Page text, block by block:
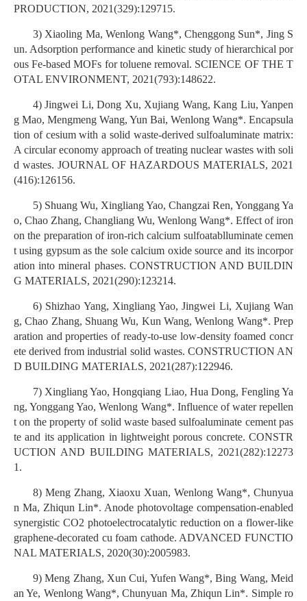
PRODUCTION, 2021(329):129715.
3) Xiaoling Ma, Wenlong Wang*, Chenggong Sun*, Jing S
un. Adsorption performance and kinetic study of hierarchical por
ous Fe-based MOFs for toluene removal. SCIENCE OF THE T
OTAL ENVIRONMENT, 2021(793):148622.
4) Jingwei Li, Dong Xu, Xujiang Wang, Kang Liu, Yanpen
g Mao, Mengmeng Wang, Yun Bai, Wenlong Wang*. Encapsula
tion of cesium with a solid waste-derived sulfoaluminate matrix:
A circular economy approach of treating nuclear wastes with soli
d wastes. JOURNAL OF HAZARDOUS MATERIALS, 2021
(416):126156.
5) Shuang Wu, Xingliang Yao, Changzai Ren, Yonggang Ya
o, Chao Zhang, Changliang Wu, Wenlong Wang*. Effect of iron
on the preparation of iron-rich calcium sulfoatablluminate cemen
t using gypsum as the sole calcium oxide source and its incorpor
ation into mineral phases. CONSTRUCTION AND BUILDIN
G MATERIALS, 2021(290):123214.
6) Shizhao Yang, Xingliang Yao, Jingwei Li, Xujiang Wan
g, Chao Zhang, Shuang Wu, Kun Wang, Wenlong Wang*. Prep
aration and properties of ready-to-use low-density foamed concr
ete derived from industrial solid wastes. CONSTRUCTION AN
D BUILDING MATERIALS, 2021(287):122946.
7) Xingliang Yao, Hongqiang Liao, Hua Dong, Fengling Ya
ng, Yonggang Yao, Wenlong Wang*. Influence of water repellen
t on the property of solid waste based sulfoaluminate cement pas
te and its application in lightweight porous concrete. CONSTR
UCTION AND BUILDING MATERIALS, 2021(282):12273
1.
8) Meng Zhang, Xiaoxu Xuan, Wenlong Wang*, Chunyua
n Ma, Zhiqun Lin*. Anode photovoltage compensation-enabled
synergistic CO2 photoelectrocatalytic reduction on a flower-like
graphene-decorated cu foam cathode. ADVANCED FUNCTIO
NAL MATERIALS, 2020(30):2005983.
9) Meng Zhang, Xun Cui, Yufen Wang*, Bing Wang, Meid
an Ye, Wenlong Wang*, Chunyuan Ma, Zhiqun Lin*. Simple ro